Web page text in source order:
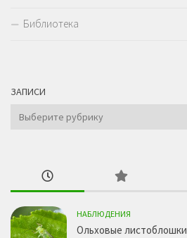
Библиотека
ЗАПИСИ
Записи
НАБЛЮДЕНИЯ
Ольховые листоблошки